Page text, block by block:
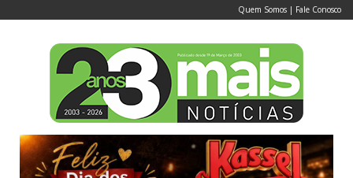
Quem Somos | Fale Conosco